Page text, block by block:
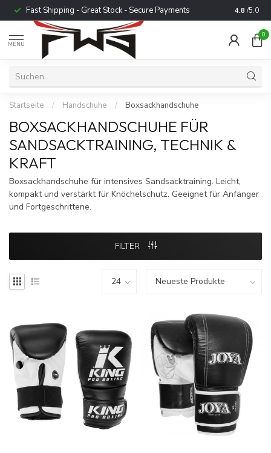
Fast Shipping - Great Stock - Secure Payments Trusted
4.8 /5.0
MENU
0
Startseite / Handschuhe / Boxsackhandschuhe
BOXSACKHANDSCHUHE FÜR
SANDSACKTRAINING, TECHNIK &
KRAFT
Boxsackhandschuhe für intensives Sandsacktraining. Leicht,
kompakt und verstärkt für Knöchelschutz. Geeignet für Anfänger
und Fortgeschrittene.
FILTER